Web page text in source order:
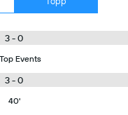
3 - 0
Events
3 - 0
40'